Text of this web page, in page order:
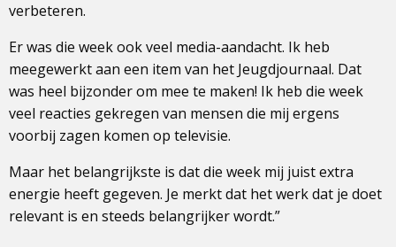
verbeteren.
Er was die week ook veel media-aandacht. Ik heb
meegewerkt aan een item van het Jeugdjournaal. Dat
was heel bijzonder om mee te maken! Ik heb die week
veel reacties gekregen van mensen die mij ergens
voorbij zagen komen op televisie.
Maar het belangrijkste is dat die week mij juist extra
energie heeft gegeven. Je merkt dat het werk dat je doet
relevant is en steeds belangrijker wordt.”